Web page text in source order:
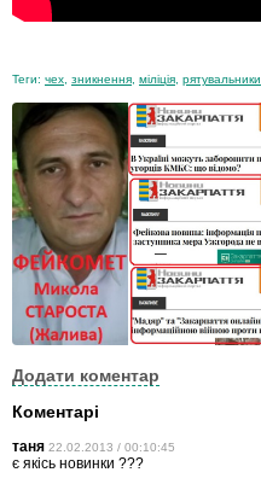
Теги: чех зникнення міліція рятувальники
Додати коментар
Коментарі
таня 22.02.2013 / 00:10:45
є якісь новинки ???